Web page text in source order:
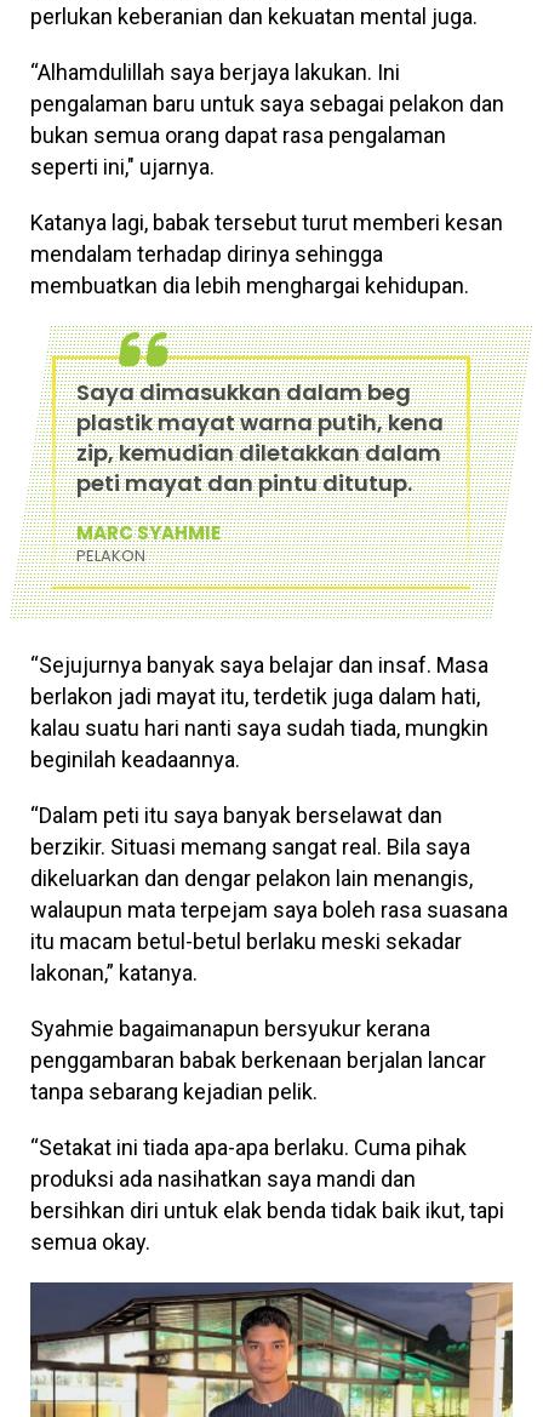
perlukan keberanian dan kekuatan mental juga.
“Alhamdulillah saya berjaya lakukan. Ini
pengalaman baru untuk saya sebagai pelakon dan
bukan semua orang dapat rasa pengalaman
seperti ini," ujarnya.
Katanya lagi, babak tersebut turut memberi kesan
mendalam terhadap dirinya sehingga
membuatkan dia lebih menghargai kehidupan.
Saya dimasukkan dalam beg
plastik mayat warna putih, kena
zip, kemudian diletakkan dalam
peti mayat dan pintu ditutup.
MARC SYAHMIE
PELAKON
“Sejujurnya banyak saya belajar dan insaf. Masa
berlakon jadi mayat itu, terdetik juga dalam hati,
kalau suatu hari nanti saya sudah tiada, mungkin
beginilah keadaannya.
“Dalam peti itu saya banyak berselawat dan
berzikir. Situasi memang sangat real. Bila saya
dikeluarkan dan dengar pelakon lain menangis,
walaupun mata terpejam saya boleh rasa suasana
itu macam betul-betul berlaku meski sekadar
lakonan,” katanya.
Syahmie bagaimanapun bersyukur kerana
penggambaran babak berkenaan berjalan lancar
tanpa sebarang kejadian pelik.
“Setakat ini tiada apa-apa berlaku. Cuma pihak
produksi ada nasihatkan saya mandi dan
bersihkan diri untuk elak benda tidak baik ikut, tapi
semua okay.